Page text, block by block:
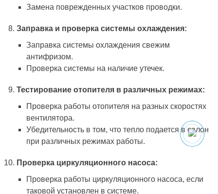
Замена поврежденных участков проводки.
Заправка и проверка системы охлаждения:
Заправка системы охлаждения свежим
антифризом.
Проверка системы на наличие утечек.
Тестирование отопителя в различных режимах:
Проверка работы отопителя на разных скоростях
вентилятора.
Убедительность в том, что тепло подается в салон
при различных режимах работы.
Проверка циркуляционного насоса:
Проверка работы циркуляционного насоса, если
таковой установлен в системе.